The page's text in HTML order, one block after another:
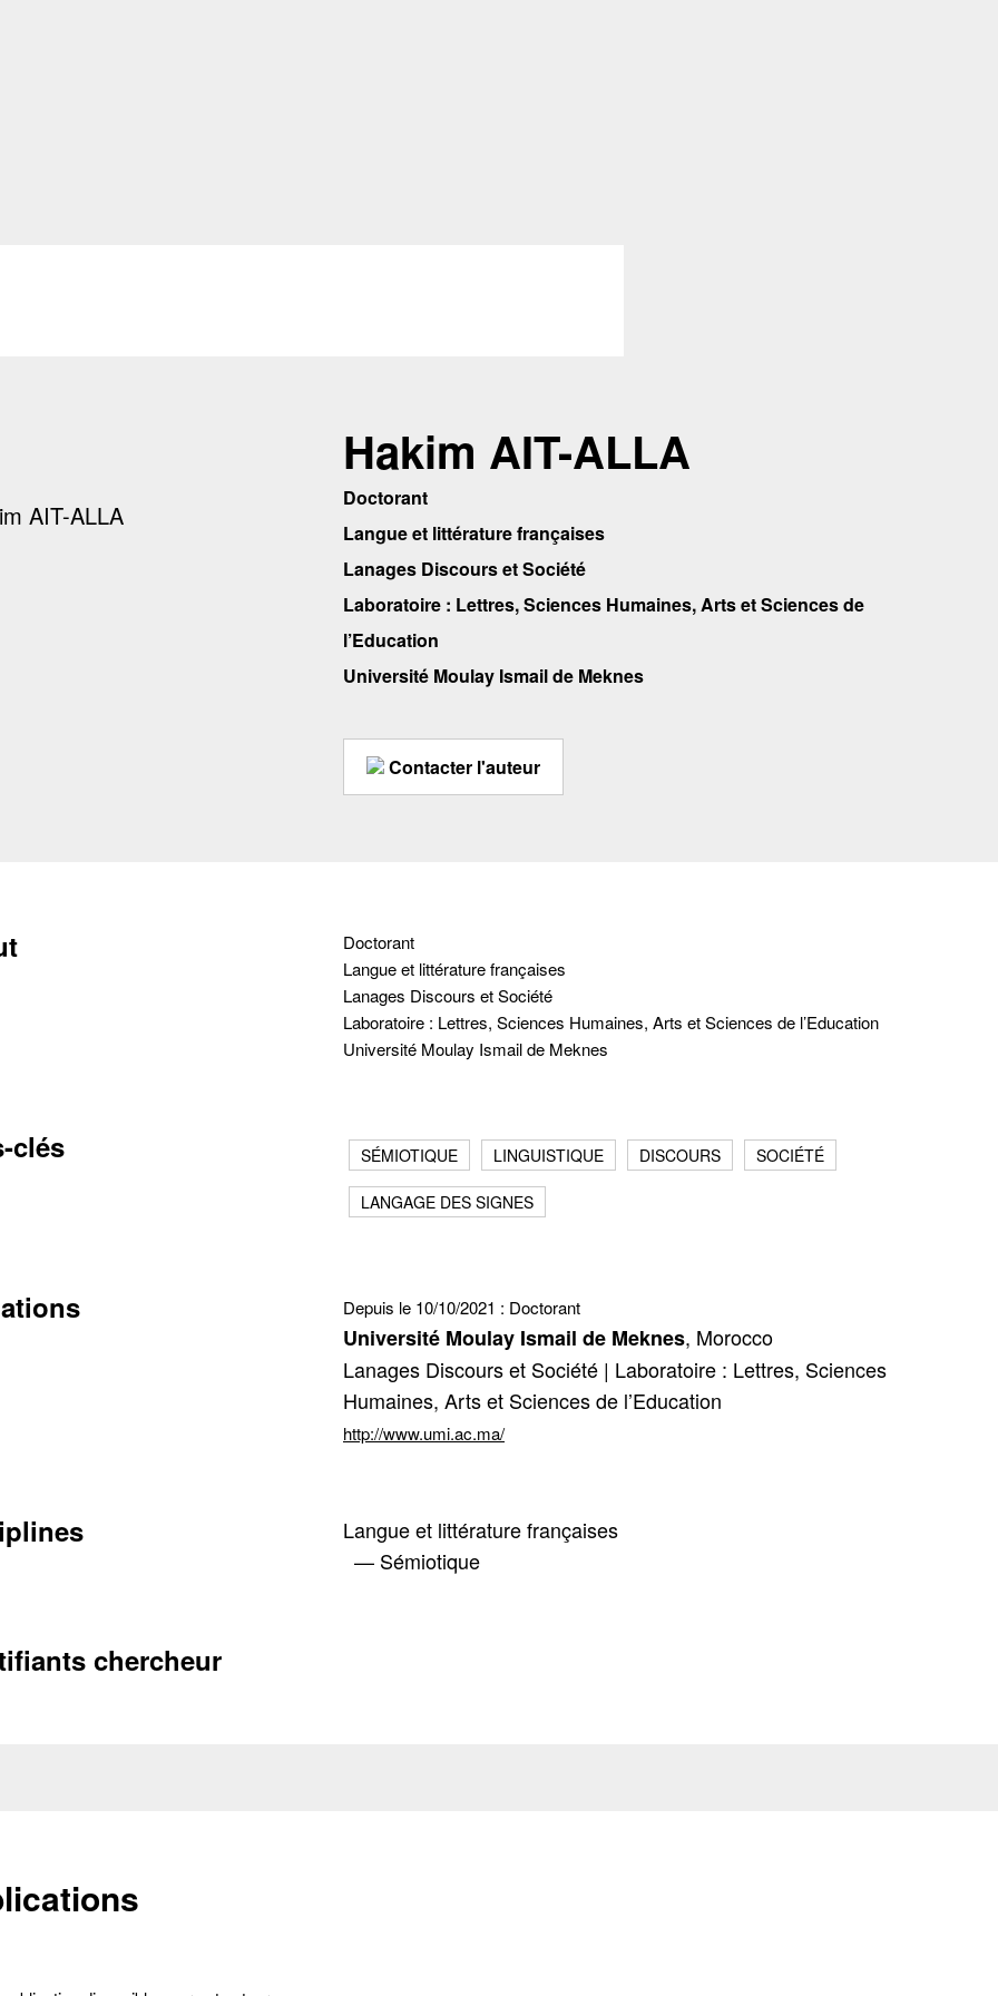
Hakim AIT-ALLA
Doctorant
Langue et littérature françaises
Lanages Discours et Société
Laboratoire : Lettres, Sciences Humaines, Arts et Sciences de
l’Education
Université Moulay Ismail de Meknes
Contacter l'auteur
Doctorant
Langue et littérature françaises
Lanages Discours et Société
Laboratoire : Lettres, Sciences Humaines, Arts et Sciences de l’Education
Université Moulay Ismail de Meknes
clés SÉMIOTIQUE LINGUISTIQUE DISCOURS SOCIÉTÉ
LANGAGE DES SIGNES
Depuis le 10/10/2021 : Doctorant
Université Moulay Ismail de Meknes, Morocco
Lanages Discours et Société | Laboratoire : Lettres, Sciences
Humaines, Arts et Sciences de l’Education
http://www.umi.ac.ma/
Langue et littérature françaises
— Sémiotique
chercheur
Fermer